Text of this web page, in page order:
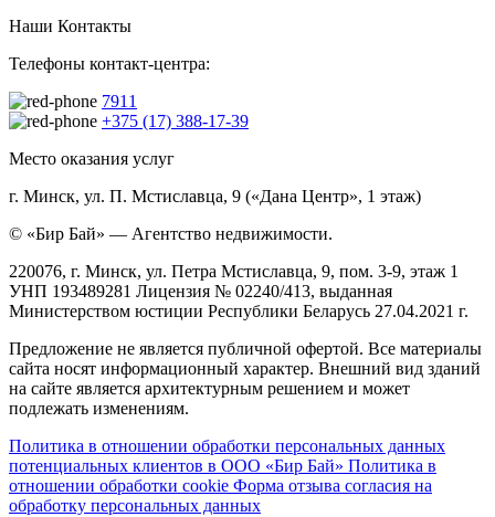
Наши Контакты
Телефоны контакт-центра:
7911
+375 (17) 388-17-39
Место оказания услуг
г. Минск, ул. П. Мстиславца, 9 («Дана Центр», 1 этаж)
© «Бир Бай» — Агентство недвижимости.
220076, г. Минск, ул. Петра Мстиславца, 9, пом. 3-9, этаж 1
УНП 193489281 Лицензия № 02240/413, выданная
Министерством юстиции Республики Беларусь 27.04.2021 г.
Предложение не является публичной офертой. Все материалы
сайта носят информационный характер. Внешний вид зданий
на сайте является архитектурным решением и может
подлежать изменениям.
Политика в отношении обработки персональных данных
потенциальных клиентов в ООО «Бир Бай» Политика в
отношении обработки cookie Форма отзыва согласия на
обработку персональных данных